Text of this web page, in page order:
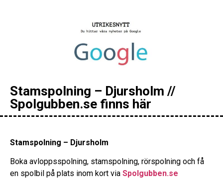
Stamspolning – Djursholm //
Spolgubben.se finns här
Stamspolning – Djursholm
Boka avloppsspolning, stamspolning, rörspolning och få
en spolbil på plats inom kort via Spolgubben.se